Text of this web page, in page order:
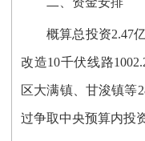
概算总投资2.47
改造10千伏线路
区大满镇、甘浚镇等
过争取中央预算内投